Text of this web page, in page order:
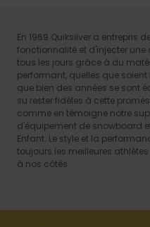
En 1969 Quiksilver a entrepris
fonctionnalité et d'injecter
tous les jours grâce à du
performant, quelles que
que bien des années se sont
su rester fidèles à cette
comme en témoigne notre
d'équipement de snowboard
Enfant. Le style et la
toujours les meilleures
à nos côtés.